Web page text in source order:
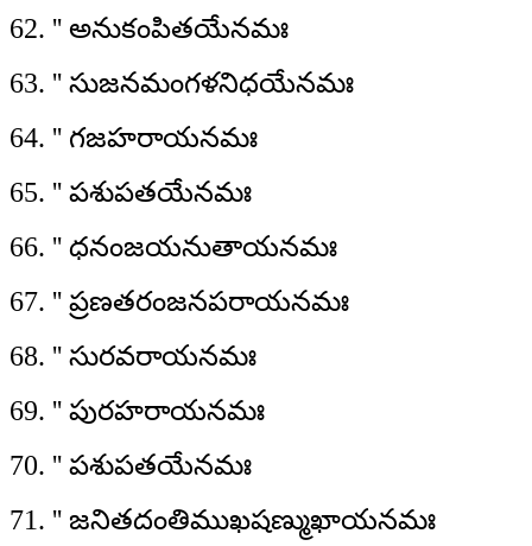
62. '' అనుకంపితయేనమః
63. '' సుజనమంగళనిధయేనమః
64. '' గజహరాయనమః
65. '' పశుపతయేనమః
66. '' ధనంజయనుతాయనమః
67. '' ప్రణతరంజనపరాయనమః
68. '' సురవరాయనమః
69. '' పురహరాయనమః
70. '' పశుపతయేనమః
71. '' జనితదంతిముఖషణ్ముఖాయనమః